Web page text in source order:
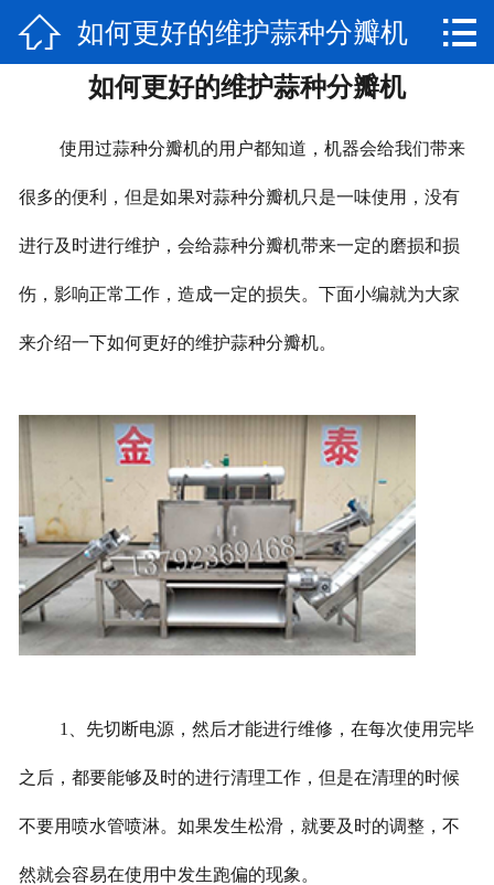
 网站首页
公司简介
产品展示
新闻动态
视频专区
厂房实景
售后服务
 如何更好的维护蒜种分瓣机 
如何更好的维护蒜种分瓣机
使用过蒜种分瓣机的用户都知道，机器会给我们带来
很多的便利，但是如果对蒜种分瓣机只是一味使用，没有
进行及时进行维护，会给蒜种分瓣机带来一定的磨损和损
伤，影响正常工作，造成一定的损失。下面小编就为大家
来介绍一下如何更好的维护蒜种分瓣机。
1、先切断电源，然后才能进行维修，在每次使用完毕
之后，都要能够及时的进行清理工作，但是在清理的时候
不要用喷水管喷淋。如果发生松滑，就要及时的调整，不
然就会容易在使用中发生跑偏的现象。